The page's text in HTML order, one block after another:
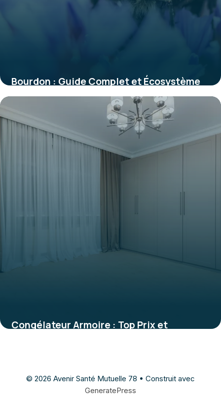
Bourdon : Guide Complet et Écosystème
2026
Congélateur Armoire : Top Prix et
© 2026 Avenir Santé Mutuelle 78 • Construit avec
GeneratePress